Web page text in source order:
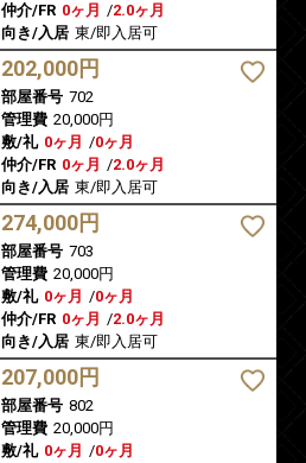
仲介/FR 0ヶ月 /2.0ヶ月
向き/入居 東/即入居可
202,000円
部屋番号 702
管理費 20,000円
敷/礼 0ヶ月 /0ヶ月
仲介/FR 0ヶ月 /2.0ヶ月
向き/入居 東/即入居可
274,000円
部屋番号 703
管理費 20,000円
敷/礼 0ヶ月 /0ヶ月
仲介/FR 0ヶ月 /2.0ヶ月
向き/入居 東/即入居可
207,000円
部屋番号 802
管理費 20,000円
敷/礼 0ヶ月 /0ヶ月